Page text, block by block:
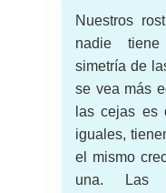
Nuestros
nadie
simetría de
se vea más
las cejas es
iguales,
el mismo
una. Las